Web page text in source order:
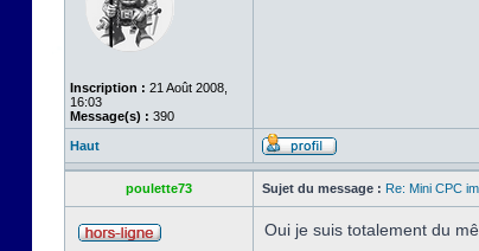
Inscription : 21 Août 2008,
16:03
Message(s) : 390
Haut
poulette73 Sujet du message : Re: Mini CPC
Oui je suis totalement du